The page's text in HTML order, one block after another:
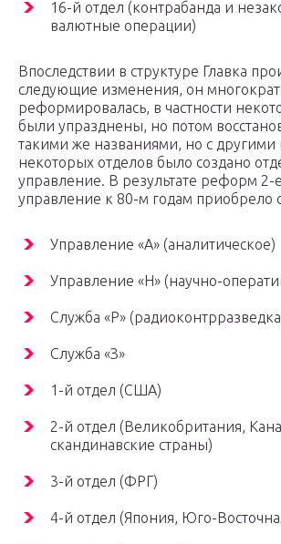
16-й отдел (контрабанда и
валютные операции)
Впоследствии в структуре Главка
следующие изменения, он
реформировалась, в частности
были упразднены, но потом
такими же названиями, но с другими
некоторых отделов было создано
управление. В результате реформ 2-
управление к 80-м годам приобрело
Управление «А» (аналитическое)
Управление «Н» (научно-
Служба «Р»
Служба «З»
1-й отдел (США)
2-й отдел (Великобритания,
скандинавские страны)
3-й отдел (ФРГ)
4-й отдел (Япония, Юго-